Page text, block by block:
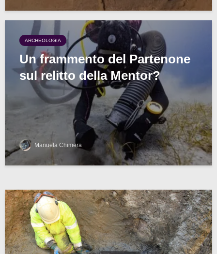
ARCHEOLOGIA
Un frammento del Partenone
sul relitto della Mentor?
Manuela Chimera